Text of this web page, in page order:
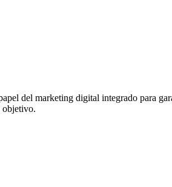
del marketing digital integrado para
objetivo.